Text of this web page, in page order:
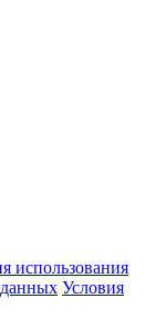
использования
Условия